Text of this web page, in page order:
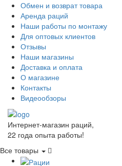
Обмен и возврат товара
Аренда раций
Наши работы по монтажу
Для оптовых клиентов
Отзывы
Наши магазины
Доставка и оплата
О магазине
Контакты
Видеообзоры
Интернет-магазин раций,
22 года опыта работы!
Все товары